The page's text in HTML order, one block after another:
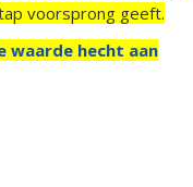
voorsprong geeft.
waarde hecht aan